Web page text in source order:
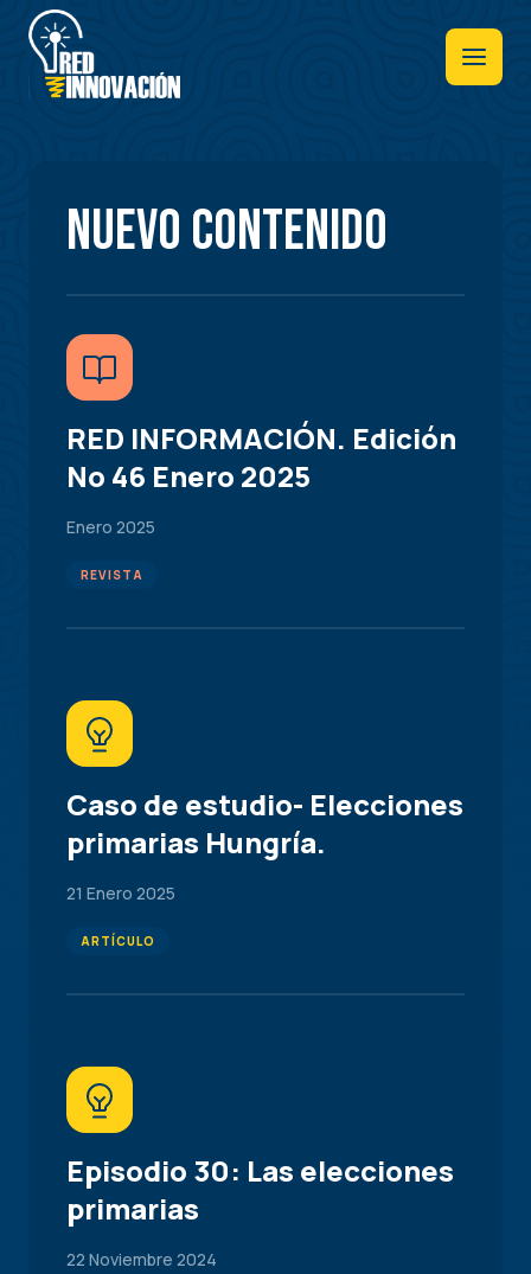
Pasar
contenido
principal
Nuevo contenido
RED INFORMACIÓN. Edición
No 46 Enero 2025
Enero 2025
REVISTA
Caso de estudio- Elecciones
primarias Hungría.
21 Enero 2025
ARTÍCULO
Episodio 30: Las elecciones
primarias
22 Noviembre 2024